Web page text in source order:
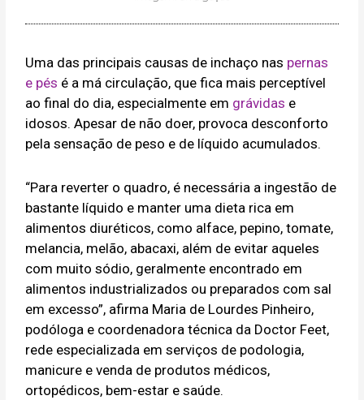
Uma das principais causas de inchaço nas pernas
e pés é a má circulação, que fica mais perceptível
ao final do dia, especialmente em grávidas e
idosos. Apesar de não doer, provoca desconforto
pela sensação de peso e de líquido acumulados.
“Para reverter o quadro, é necessária a ingestão de
bastante líquido e manter uma dieta rica em
alimentos diuréticos, como alface, pepino, tomate,
melancia, melão, abacaxi, além de evitar aqueles
com muito sódio, geralmente encontrado em
alimentos industrializados ou preparados com sal
em excesso”, afirma Maria de Lourdes Pinheiro,
podóloga e coordenadora técnica da Doctor Feet,
rede especializada em serviços de podologia,
manicure e venda de produtos médicos,
ortopédicos, bem-estar e saúde.